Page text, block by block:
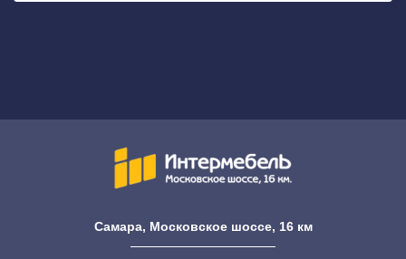
Самара, Московское шоссе, 16 км